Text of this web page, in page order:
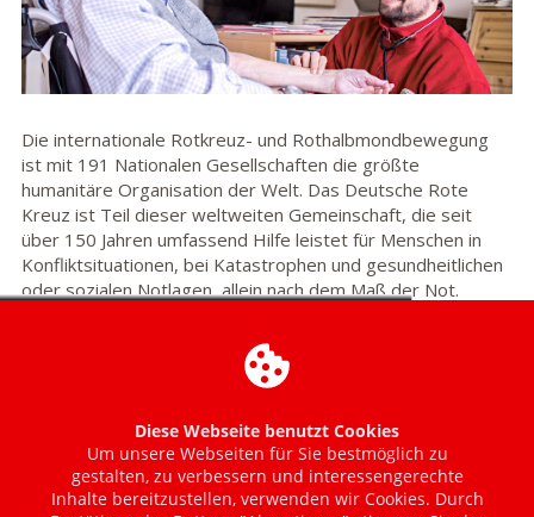
Diese Webseite benutzt Cookies
Um unsere Webseiten für Sie bestmöglich zu
gestalten, zu verbessern und interessengerechte
Inhalte bereitzustellen, verwenden wir Cookies. Durch